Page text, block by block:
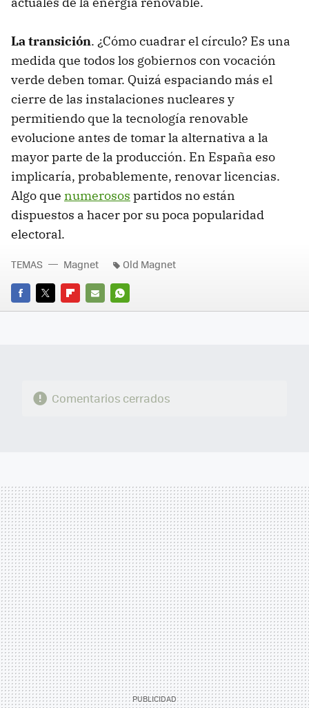
La transición. ¿Cómo cuadrar el círculo? Es una
medida que todos los gobiernos con vocación
verde deben tomar. Quizá espaciando más el
cierre de las instalaciones nucleares y
permitiendo que la tecnología renovable
evolucione antes de tomar la alternativa a la
mayor parte de la producción. En España eso
implicaría, probablemente, renovar licencias.
Algo que numerosos partidos no están
dispuestos a hacer por su poca popularidad
electoral.
FACEBOOK
TWITTERFLIPBOARD
E-
WHATSAPP
TEMAS Magnet Old Magnet
Comentarios cerrados